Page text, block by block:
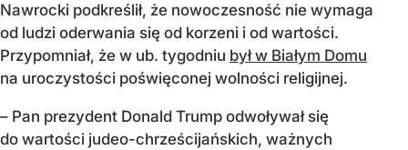
Nawrocki podkreślił, że nowoczesność nie wymaga
od ludzi oderwania się od korzeni i od wartości.
Przypomniał, że w ub. tygodniu był w Białym Domu
na uroczystości poświęconej wolności religijnej.
– Pan prezydent Donald Trump odwoływał się
do wartości judeo-chrześcijańskich, ważnych